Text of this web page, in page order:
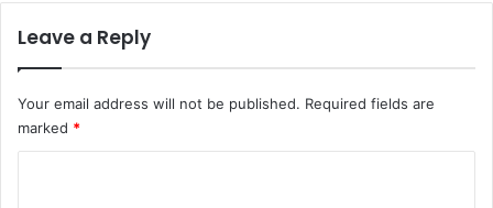
Leave a Reply
Your email address will not be published. Required fields are
marked *